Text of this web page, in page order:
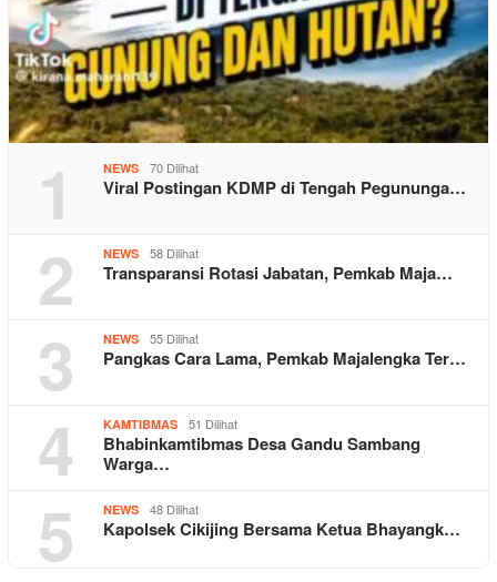
1 NEWS 70 Dilihat
Viral Postingan KDMP di Tengah Pegununga…
2 NEWS 58 Dilihat
Transparansi Rotasi Jabatan, Pemkab Maja…
3 NEWS 55 Dilihat
Pangkas Cara Lama, Pemkab Majalengka Ter…
4 KAMTIBMAS 51 Dilihat
Bhabinkamtibmas Desa Gandu Sambang
Warga…
5 NEWS 48 Dilihat
Kapolsek Cikijing Bersama Ketua Bhayangk…